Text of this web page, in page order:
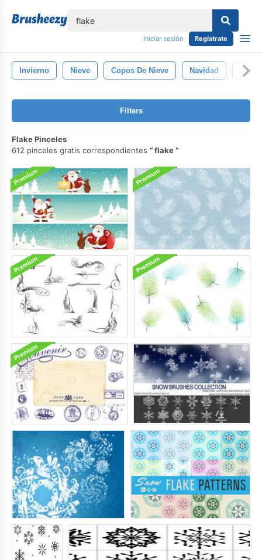
Iniciar sesión Regístrate
Invierno Nieve Copos De Nieve Navidad Sello
Filters
Flake Pinceles
612 pinceles gratis correspondientes
flake